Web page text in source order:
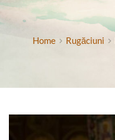
Home Rugăciuni